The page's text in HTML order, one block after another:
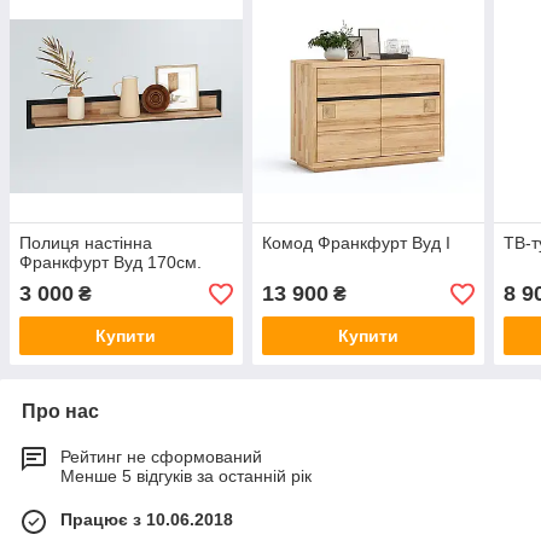
Полиця настінна
Франкфурт Вуд 170см.
3 000 ₴
Купити
Комод Франкфурт Вуд I
13 900₴
Купити
ТВ-
8
Про нас
Рейтинг не сформований
Менше 5 відгуків за останній рік
Працює з 10.06.2018